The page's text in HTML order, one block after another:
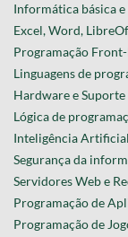
Informática básica e
Excel, Word,
Programação Front-
Linguagens de
Hardware e Suporte
Lógica de
Inteligência Artificial
Segurança da
Servidores Web e
Programação de
Programação de